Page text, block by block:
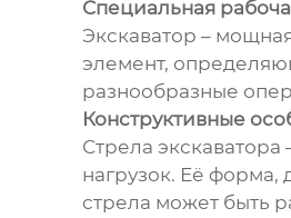
Специальная
Экскаватор –
элемент,
разнообразные
Конструктивные
Стрела
нагрузок. Её форма,
стрела может быть